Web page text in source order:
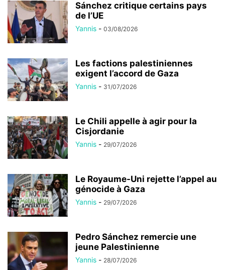
Sánchez critique certains pays
de l’UE
Yannis - 03/08/2026
Les factions palestiniennes
exigent l’accord de Gaza
Yannis - 31/07/2026
Le Chili appelle à agir pour la
Cisjordanie
Yannis - 29/07/2026
Le Royaume-Uni rejette l’appel au
génocide à Gaza
Yannis - 29/07/2026
Pedro Sánchez remercie une
jeune Palestinienne
Yannis - 28/07/2026